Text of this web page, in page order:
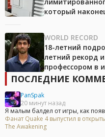
который
WORLD RECORD
18-летний
летний рекорд
профессором в
ПОСЛЕДНИЕ
PanSpak
20 минут назад
Я малым балдел от игры, как
Фанат Quake 4 выпустил в
The Awakening